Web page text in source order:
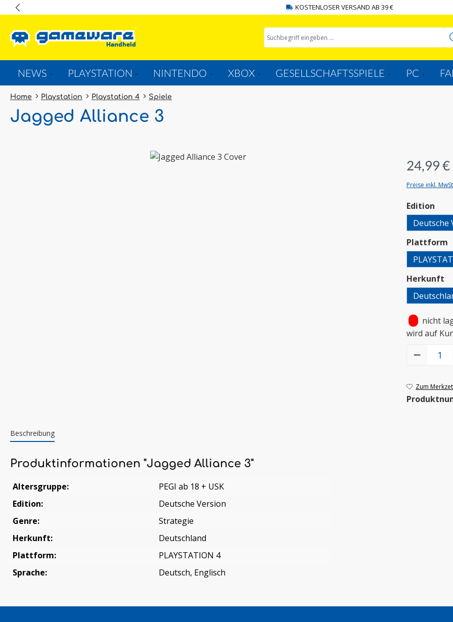
KOSTENLOSER VERSAND AB 39 €
NEWS PLAYSTATION NINTENDO XBOX GESELLSCHAFTSSPIELE PC
Home Playstation Playstation 4 Spiele
Jagged Alliance 3
24,99 €
Preise inkl.
Edition
Deutsche
Plattform
Herkunft
nicht
wird auf
Produkt
Zum
Beschreibung
Produktinformationen "Jagged Alliance 3"
Altersgruppe:
PEGI ab 18 + USK
Edition:
Deutsche Version
Genre:
Strategie
Herkunft:
Deutschland
Plattform:
PLAYSTATION 4
Sprache:
Deutsch, Englisch